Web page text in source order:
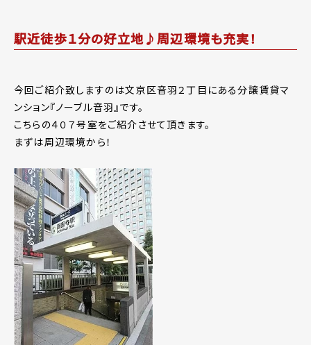
駅近徒歩１分の好立地♪周辺環境も充実！
今回ご紹介致しますのは文京区音羽２丁目にある分譲賃貸マ
ンション『ノーブル音羽』です。
こちらの４０７号室をご紹介させて頂きます。
まずは周辺環境から！